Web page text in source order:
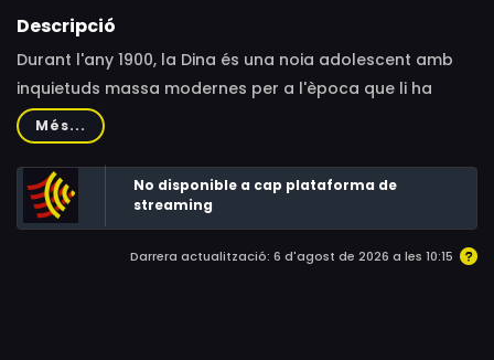
Smith, Josephine Whittell, Patti Brady, Gregory Marshall,
Descripció
Durant l'any 1900, la Dina és una noia adolescent amb
inquietuds massa modernes per a l'època que li ha
tocat de viure. Aficionada al budisme, busca la "llum" ia
més és una fervent defensora del dret al vot de les
dones. L'actitud rebel de la noia té molt preocupats el
nuvi i el pare de la Dina, que uniran esforços per intentar
suavitzar les idees extremistes de la noia, tasca gens
senzilla, ja que la Dina és una noia de conviccions fortes.
Més...
No disponible a cap plataforma de
streaming
Darrera actualització: 6 d'agost de 2026 a les 10:15